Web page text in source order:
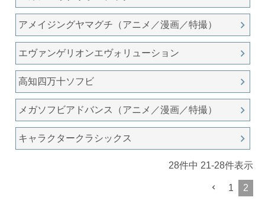
アメイジングヤマグチ（アニメ／漫画／特撮）
エヴァンゲリオンエヴォリューション
高知四万十ソフビ
メガソフビアドバンス（アニメ／漫画／特撮）
キャラクタークラシックス
28件中 21-28件表示
1 2